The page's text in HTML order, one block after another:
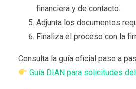
financiera y de contacto.
Adjunta los documentos
Finaliza el proceso con la
Consulta la guía oficial paso a
Guía DIAN para solicitudes del